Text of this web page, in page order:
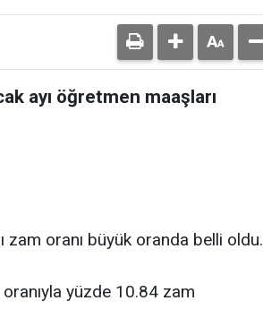
ayı öğretmen maaşları
zam oranı büyük oranda belli oldu.
yüzde 10.84 zam